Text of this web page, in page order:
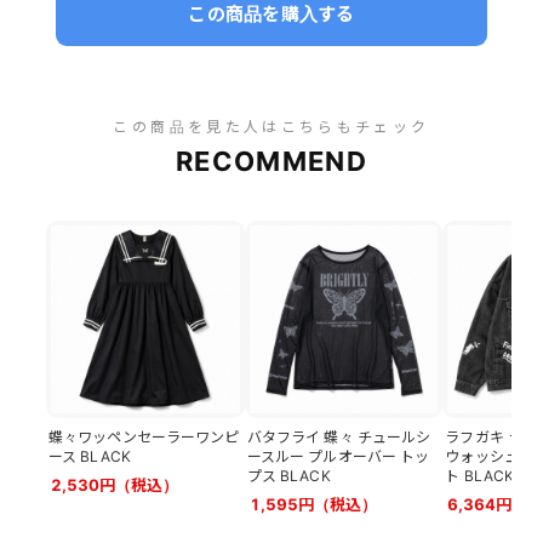
この商品を購入する
この商品を見た人はこちらもチェック
RECOMMEND
蝶々ワッペンセーラーワンピ
ース BLACK
2,530円（税込）
バタフライ 蝶々 チュールシ
ースルー プルオーバー トッ
プス BLACK
1,595円（税込）
ラフガキ ラク
ウォッシュ デ
ト BLACK
6,364円（